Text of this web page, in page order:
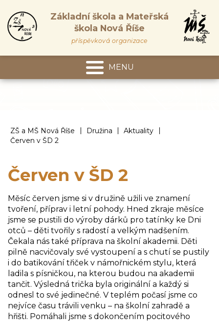
Základní škola a Mateřská
škola Nová Říše
příspěvková organizace
MENU
ZŠ a MŠ Nová Říše | Družina | Aktuality
|
Červen v ŠD 2
Červen v ŠD 2
Měsíc červen jsme si v družině užili ve znamení
tvoření, příprav i letní pohody. Hned zkraje měsíce
jsme se pustili do výroby dárků pro tatínky ke Dni
otců – děti tvořily s radostí a velkým nadšením.
Čekala nás také příprava na školní akademii. Děti
pilně nacvičovaly své vystoupení a s chutí se pustily
i do batikování třiček v námořnickém stylu, která
ladila s písničkou, na kterou budou na akademii
tančit. Výsledná trička byla originální a každý si
odnesl to své jedinečné. V teplém počasí jsme co
nejvíce času trávili venku – na školní zahradě a
hřišti. Pomáhali jsme s dokončením pocitového